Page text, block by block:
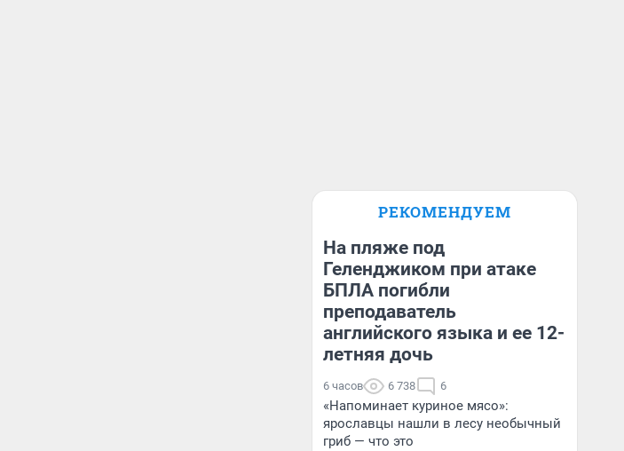
РЕКОМЕНДУЕМ
На пляже под
Геленджиком при атаке
БПЛА погибли
преподаватель
английского языка и ее 12-
летняя дочь
6 часов 6 738 6
«Напоминает куриное мясо»:
ярославцы нашли в лесу необычный
гриб — что это